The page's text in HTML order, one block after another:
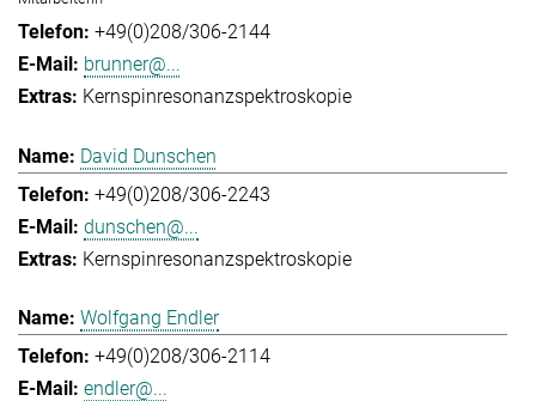
+49(0)208/306-2144
brunner@...
Kernspinresonanzspektroskopie
David Dunschen
+49(0)208/306-2243
dunschen@...
Kernspinresonanzspektroskopie
Wolfgang Endler
+49(0)208/306-2114
endler@...